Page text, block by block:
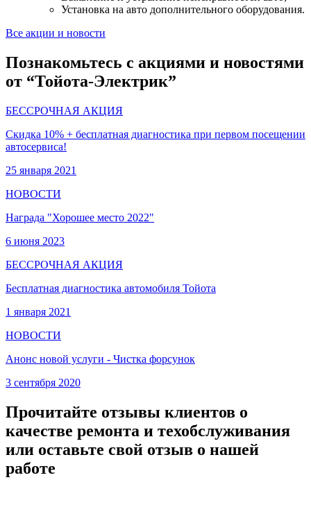
Установка на авто дополнительного оборудования.
Все акции и новости
Познакомьтесь с акциями и новостями
от “Тойота-Электрик”
БЕССРОЧНАЯ АКЦИЯ
Скидка 10% + бесплатная диагностика при первом посещении
автосервиса!
25 января 2021
НОВОСТИ
Награда "Хорошее место 2022"
6 июня 2023
БЕССРОЧНАЯ АКЦИЯ
Бесплатная диагностика автомобиля Тойота
1 января 2021
НОВОСТИ
Анонс новой услуги - Чистка форсунок
3 сентября 2020
Прочитайте отзывы клиентов о
качестве ремонта и техобслуживания
или оставьте свой отзыв о нашей
работе